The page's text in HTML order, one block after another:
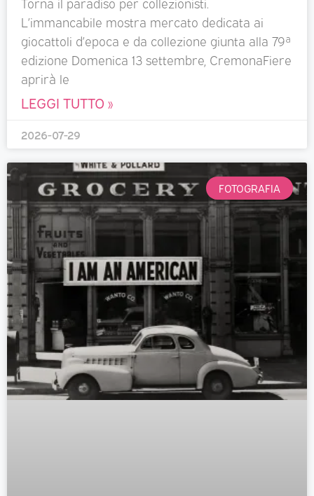
L’immancabile mostra mercato dedicata ai
giocattoli d’epoca e da collezione giunta alla 79ª
edizione Domenica 13 settembre, CremonaFiere
aprirà le
LEGGI TUTTO »
2026-07-29
FOTOGRAFIA